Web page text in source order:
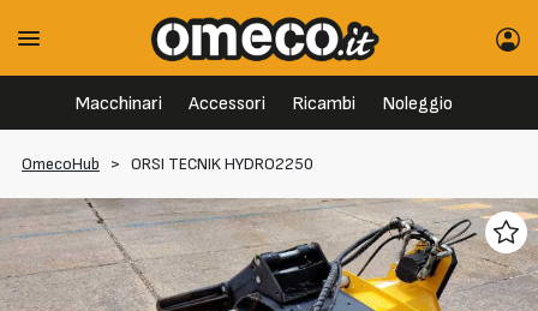
Macchinari Accessori Ricambi Noleggio
OmecoHub > ORSI TECNIK HYDRO2250